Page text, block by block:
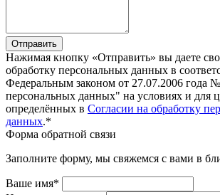
Отправить
Нажимая кнопку «Отправить» вы даете
обработку персональных данных в
Федеральным законом от 27.07.2006 года
персональных данных" на условиях и для
определённых в Согласии на обработку
данных.*
Форма обратной связи
Заполните форму, мы свяжемся с вами в
Ваше имя*